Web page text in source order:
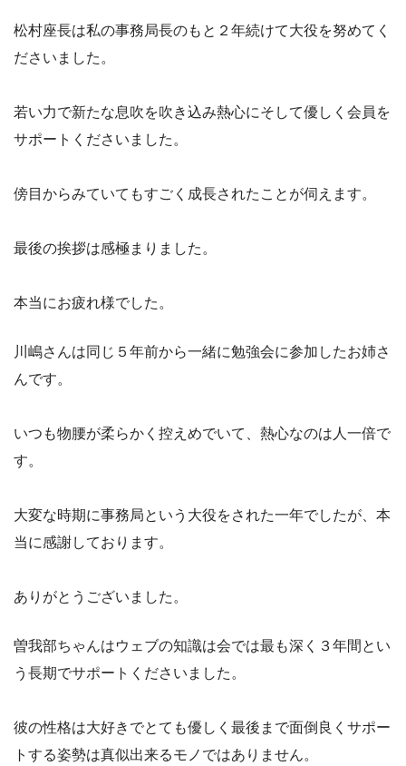
松村座長は私の事務局長のもと２年続けて大役を努めてく
ださいました。
若い力で新たな息吹を吹き込み熱心にそして優しく会員を
サポートくださいました。
傍目からみていてもすごく成長されたことが伺えます。
最後の挨拶は感極まりました。
本当にお疲れ様でした。
川嶋さんは同じ５年前から一緒に勉強会に参加したお姉さ
んです。
いつも物腰が柔らかく控えめでいて、熱心なのは人一倍で
す。
大変な時期に事務局という大役をされた一年でしたが、本
当に感謝しております。
ありがとうございました。
曽我部ちゃんはウェブの知識は会では最も深く３年間とい
う長期でサポートくださいました。
彼の性格は大好きでとても優しく最後まで面倒良くサポー
トする姿勢は真似出来るモノではありません。